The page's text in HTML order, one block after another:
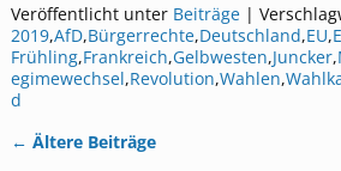
Veröffentlicht unter Beiträge|
2019,AfD,Bürgerrechte,Deutschland,EU,
Frühling,Frankreich,Gelbwesten,Juncker,
egimewechsel,Revolution,Wahlen,
d
← Ältere Beiträge